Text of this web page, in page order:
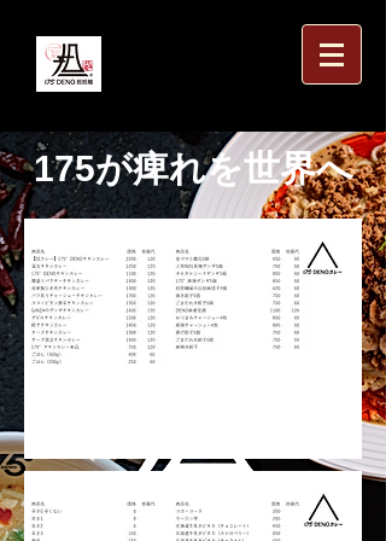
175が痺れを世界へ